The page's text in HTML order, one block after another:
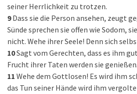
seiner Herrlichkeit zu trotzen.
9 Dass sie die Person ansehen, zeugt
Sünde sprechen sie offen wie Sodom,
nicht. Wehe ihrer Seele! Denn sich
10Sagt vom Gerechten, dass es ihm
Frucht ihrer Taten werden sie genießen.
11 Wehe dem Gottlosen! Es wird ihm
das Tun seiner Hände wird ihm